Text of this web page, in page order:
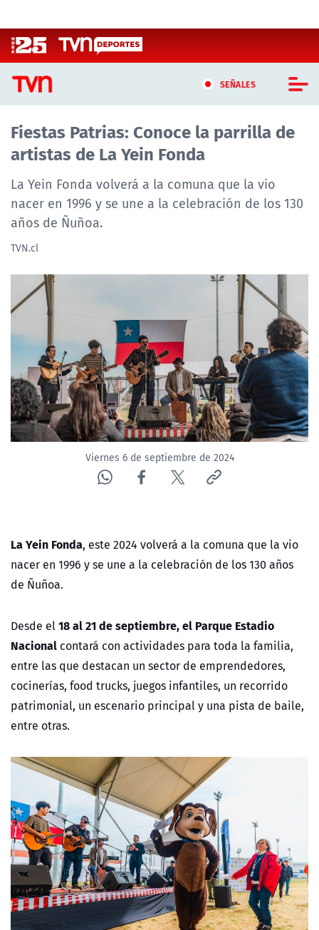
SEÑALES
CASTING MASTERCHEF CHILE
CASTING TVN VERTICAL
TVN VERTICAL
TVN PLAY
TELESERIES
NTV
ACTUALIDAD Y TENDENCIAS
CORPORATIVO Y TRANSPARENCIA
CANAL DE DENUNCIAS
ÁREA DE PROYECTOS
Fiestas Patrias: Conoce la parrilla de
artistas de La Yein Fonda
La Yein Fonda volverá a la comuna que la vio
nacer en 1996 y se une a la celebración de los 130
años de Ñuñoa.
TVN.cl
Viernes 6 de septiembre de 2024
La Yein Fonda, este 2024 volverá a la comuna que la vio
nacer en 1996 y se une a la celebración de los 130 años
de Ñuñoa.
Desde el18 al 21 de septiembre, el Parque Estadio
Nacional contará con actividades para toda la familia,
entre las que destacan un sector de emprendedores,
cocinerías, food trucks, juegos infantiles, un recorrido
patrimonial, un escenario principal y una pista de baile,
entre otras.